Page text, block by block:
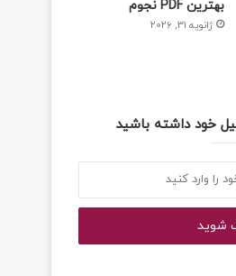
بهترین PDF نجوم
ژانویه 31, 2026
خود داشته باشید